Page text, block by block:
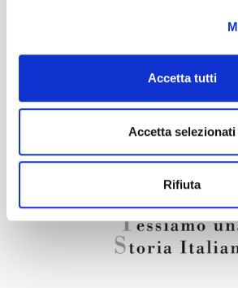
Accetta tutti
Accetta selezionati
Rifiuta
Are you interested in
CONTACT OUR FINANCIAL